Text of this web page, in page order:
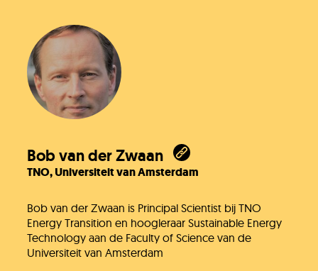
Bob van der Zwaan
TNO, Universiteit van Amsterdam
Bob van der Zwaan is Principal Scientist bij TNO
Energy Transition en hoogleraar Sustainable Energy
Technology aan de Faculty of Science van de
Universiteit van Amsterdam